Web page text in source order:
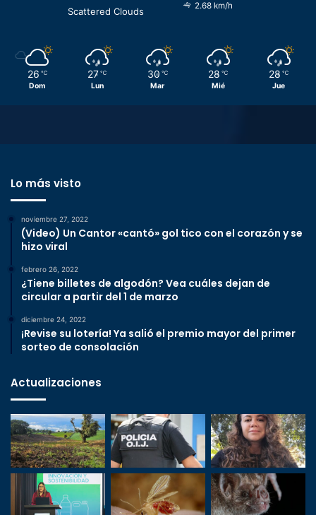
Scattered Clouds
2.68 km/h
26 ℃
Dom
27 ℃
Lun
30 ℃
Mar
28 ℃
Mié
28 ℃
Jue
Lo más visto
noviembre 27, 2022
(Video) Un Cantor «cantó» gol tico con el corazón y se
hizo viral
febrero 26, 2022
¿Tiene billetes de algodón? Vea cuáles dejan de
circular a partir del 1 de marzo
diciembre 24, 2022
¡Revise su lotería! Ya salió el premio mayor del primer
sorteo de consolación
Actualizaciones